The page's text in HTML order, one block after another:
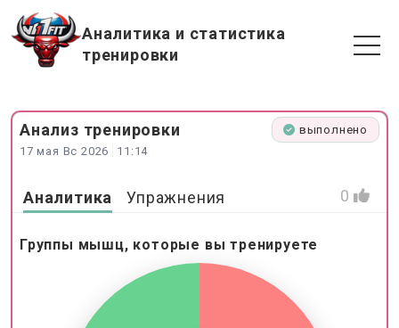
Аналитика и статистика
тренировки
Анализ тренировки
17 мая Вс 2026 11:14
выполнено
Аналитика Упражнения 0
Группы мышц, которые вы тренируете